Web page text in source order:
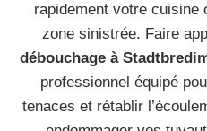
rapidement votre cuisine
zone sinistrée. Faire
débouchage à
professionnel équipé
tenaces et rétablir